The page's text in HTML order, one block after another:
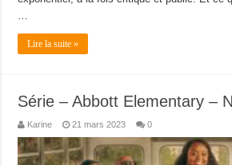
…
Lire la suite »
Série – Abbott Elementary –
Karine 21 mars 2023 0